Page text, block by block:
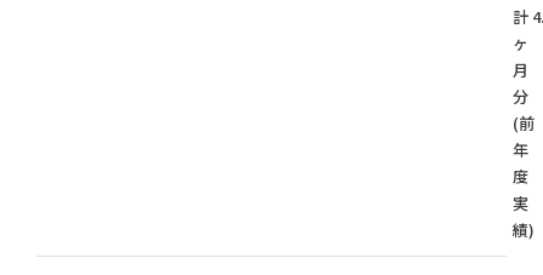
計
ヶ
月
分
(前
年
度
実
績)